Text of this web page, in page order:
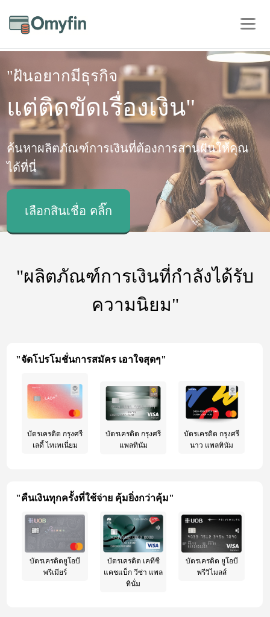
"ฝันอยากมีธุรกิจ
แต่ติดขัดเรื่องเงิน"
ค้นหาผลิตภัณฑ์การเงินที่ต้องการสานฝันให้คุณ
ได้ที่นี่
เลือกสินเชื่อ คลิ๊ก
"ผลิตภัณฑ์การเงินที่กำลังได้รับ
ความนิยม"
"จัดโปรโมชั่นการสมัคร เอาใจสุดๆ"
บัตรเครดิต กรุงศรี
เลดี้ ไทเทเนี่ยม
บัตรเครดิต กรุงศรี
แพลทินัม
บัตรเครดิต กรุงศรี
นาว แพลทินัม
"คืนเงินทุกครั้งที่ใช้จ่าย คุ้มยิ่งกว่าคุ้ม"
บัตรเครดิตยูโอบี
พรีเมียร์
บัตรเครดิต เคทีซี
แคชแบ็ก วีซ่า แพล
ทินั่ม
บัตรเครดิต ยูโอบี
พรีวิไมลส์